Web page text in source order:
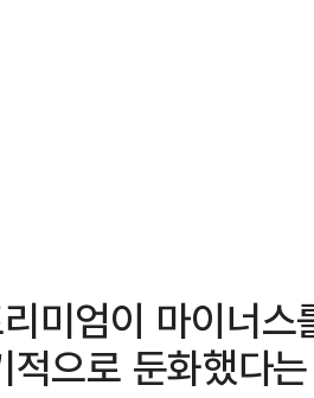
미엄이 마이너
으로 둔화했다